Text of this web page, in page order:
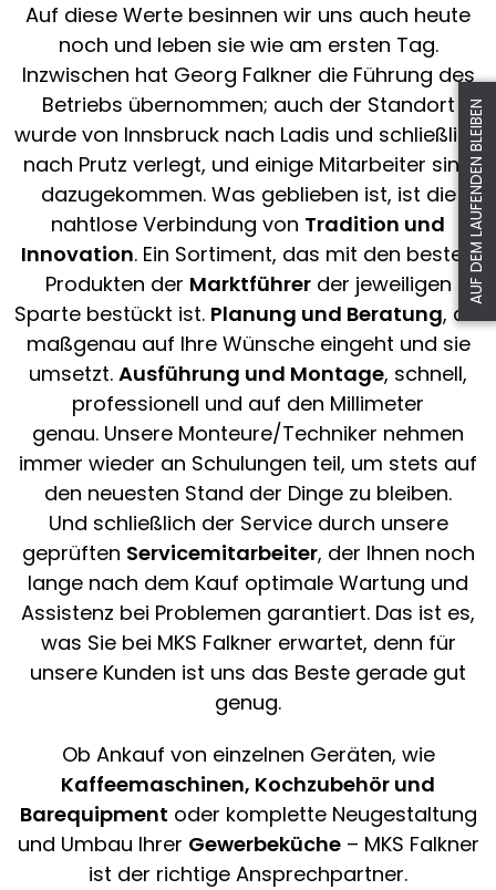
AUF DEM LAUFENDEN BLEIBEN
Auf diese Werte besinnen wir uns auch heute
noch und leben sie wie am ersten Tag.
Inzwischen hat Georg Falkner die Führung des
Betriebs übernommen; auch der Standort
wurde von Innsbruck nach Ladis und schließlich
nach Prutz verlegt, und einige Mitarbeiter sind
dazugekommen. Was geblieben ist, ist die
nahtlose Verbindung von Tradition und
Innovation. Ein Sortiment, das mit den besten
Produkten der Marktführerder jeweiligen
Sparte bestückt ist. Planung und Beratung, die
maßgenau auf Ihre Wünsche eingeht und sie
umsetzt. Ausführung und Montage, schnell,
professionell und auf den Millimeter
genau. Unsere Monteure/Techniker nehmen
immer wieder an Schulungen teil, um stets auf
den neuesten Stand der Dinge zu bleiben.
Und schließlich der Service durch unsere
geprüften Servicemitarbeiter, der Ihnen noch
lange nach dem Kauf optimale Wartung und
Assistenz bei Problemen garantiert. Das ist es,
was Sie bei MKS Falkner erwartet, denn für
unsere Kunden ist uns das Beste gerade gut
genug.
Ob Ankauf von einzelnen Geräten, wie
Kaffeemaschinen, Kochzubehör und
Barequipment oder komplette Neugestaltung
und Umbau Ihrer Gewerbeküche– MKS Falkner
ist der richtige Ansprechpartner.